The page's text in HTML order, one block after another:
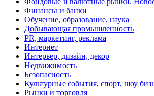
Финансы и банки
Обучение, образование, наука
Добывающая промышленность
PR, маркетинг, реклама
Интернет
Интерьер, дизайн, декор
Недвижимость
Безопасность
Культурные события, спорт, шоу
Рынки и торговля